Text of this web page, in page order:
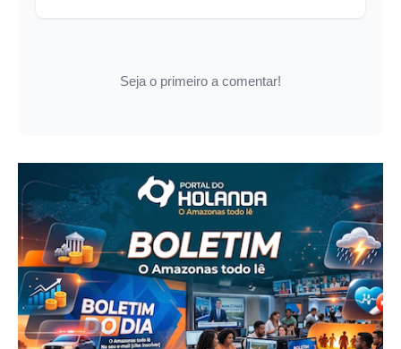
Seja o primeiro a comentar!